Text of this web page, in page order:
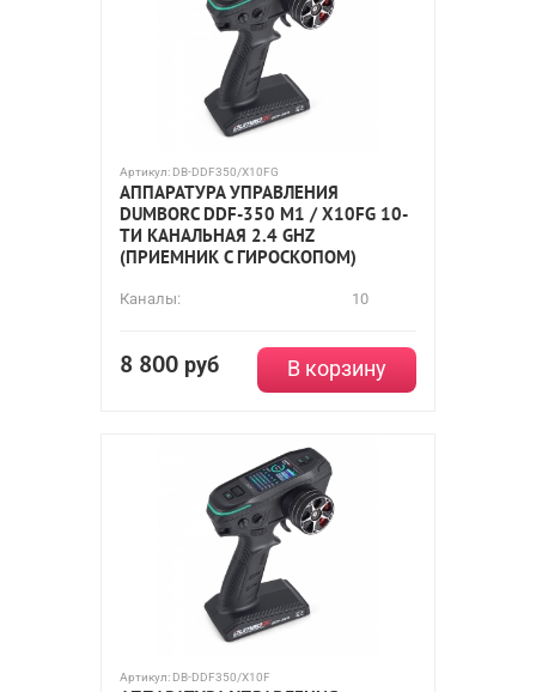
Артикул: DB-DDF350/X10FG
АППАРАТУРА УПРАВЛЕНИЯ
DUMBORC DDF-350 M1 / X10FG 10-
ТИ КАНАЛЬНАЯ 2.4 GHZ
(ПРИЕМНИК С ГИРОСКОПОМ)
Каналы: 10
8 800 руб В корзину
Артикул: DB-DDF350/X10F